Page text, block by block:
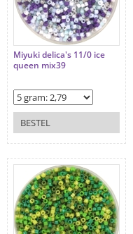
Miyuki delica's 11/0 ice
queen mix39
BESTEL